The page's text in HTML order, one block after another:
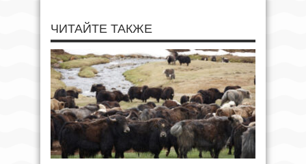
ЧИТАЙТЕ ТАКЖЕ